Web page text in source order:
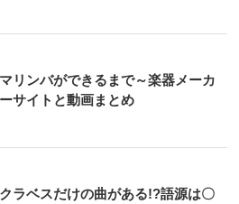
マリンバができるまで～楽器メーカ
ーサイトと動画まとめ
クラベスだけの曲がある!?語源は〇